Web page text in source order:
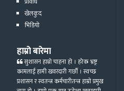
खेलकुद
भिडियो
हाम्रो बारेमा
सुशासन हाम्रो चाहना हो । हरेक भ्रष्ट्र
कामलाई हामी खवरदारी गर्छौ । स्वच्छ
प्रशासन र स्वतन्त्र कर्मचारीतन्त्र हाम्रो प्रमुख